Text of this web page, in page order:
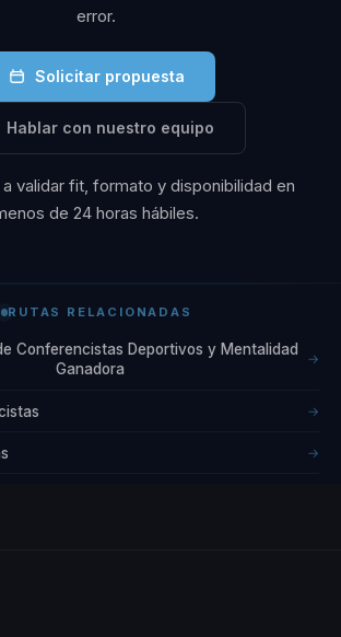
error.
Solicitar propuesta
Hablar con nuestro equipo
validar fit, formato y disponibilidad en
de 24 horas hábiles.
RUTAS RELACIONADAS
Conferencistas Deportivos y Mentalidad
Ganadora
→
→
→